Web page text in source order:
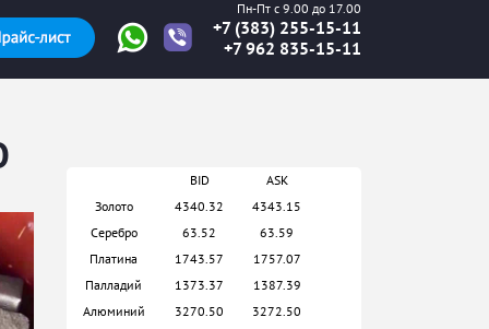
Пн-Пт с 9.00 до 17.00
+7 (383) 255-15-11
+7 962 835-15-11
BID
ASK
Золото
4340.32
4343.15
Серебро
63.52
63.59
Платина
1743.57
1757.07
Палладий
1373.37
1387.39
Алюминий
3270.50
3272.50